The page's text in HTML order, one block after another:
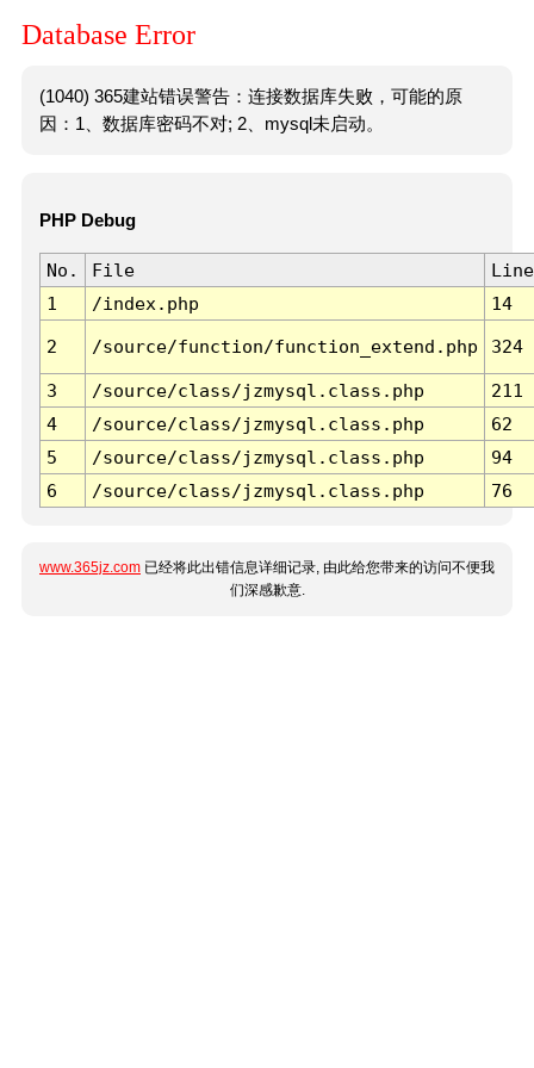
Database Error
(1040) 365建站错误警告：连接数据库失败，可能的原
因：1、数据库密码不对; 2、mysql未启动。
PHP Debug
No. File
Line
1
/index.php 14
2 /source/function/function_extend.php 324
3 /source/class/jzmysql.class.php
211
4
/source/class/jzmysql.class.php
62
5
/source/class/jzmysql.class.php
94
6
/source/class/jzmysql.class.php 76
www.365jz.com 已经将此出错信息详细记录, 由此给您带来的访问不便我
们深感歉意.